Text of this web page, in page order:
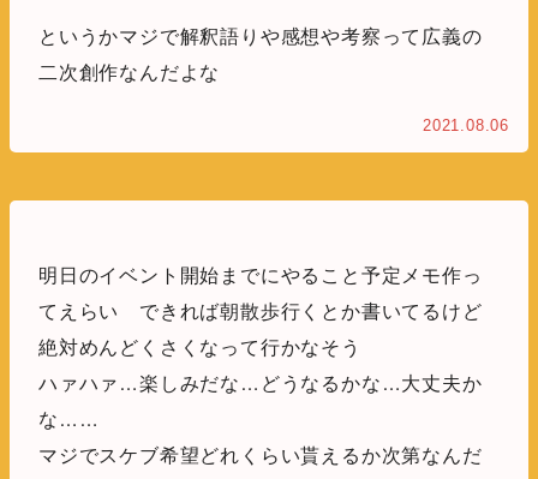
というかマジで解釈語りや感想や考察って広義の
二次創作なんだよな
2021.08.06
明日のイベント開始までにやること予定メモ作っ
てえらい できれば朝散歩行くとか書いてるけど
絶対めんどくさくなって行かなそう
ハァハァ…楽しみだな…どうなるかな…大丈夫か
な……
マジでスケブ希望どれくらい貰えるか次第なんだ